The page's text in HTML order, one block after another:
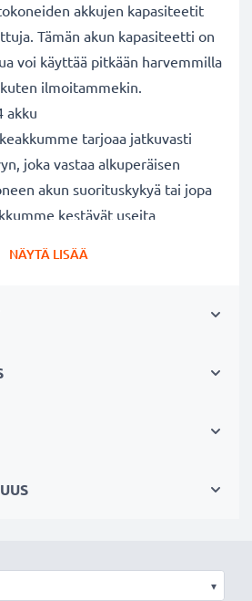
akkujen kapasiteetit
Tämän akun kapasiteetti on
voi käyttää pitkään harvemmilla
ilmoitammekin.
akku
tarjoaa jatkuvasti
joka vastaa alkuperäisen
akun suorituskykyä tai jopa
kestävät useita
tarkasti, jotta ne täyttävät
vuoden takuu.
Akkumme sopii erinomaisesti
tingi laadusta. Tilaa nyt!
NÄYTÄ LISÄÄ
▾